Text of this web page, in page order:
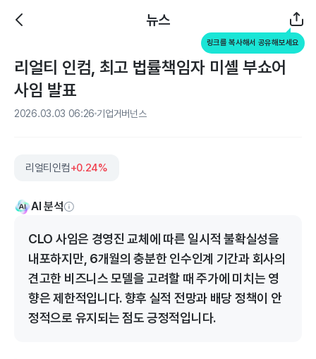
뉴스
링크를 복사해서 공유해보세요
리얼티 인컴, 최고 법률책임자 미셸 부쇼어
사임 발표
2026.03.03 06:26 기업거버넌스
리얼티인컴+0.24%
AI 분석
CLO 사임은 경영진 교체에 따른 일시적 불확실성을
내포하지만, 6개월의 충분한 인수인계 기간과 회사의
견고한 비즈니스 모델을 고려할 때 주가에 미치는 영
향은 제한적입니다. 향후 실적 전망과 배당 정책이 안
정적으로 유지되는 점도 긍정적입니다.